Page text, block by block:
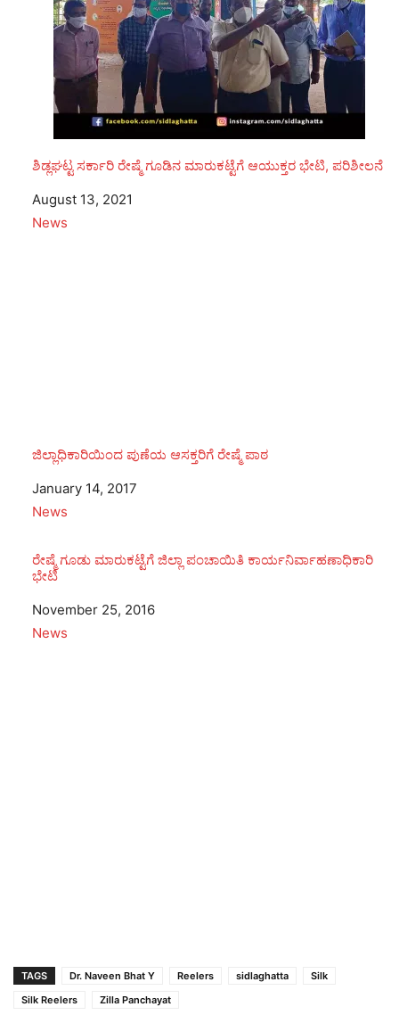
ಶಿಡ್ಲಘಟ್ಟ ಸರ್ಕಾರಿ ರೇಷ್ಮೆ ಗೂಡಿನ ಮಾರುಕಟ್ಟೆಗೆ ಆಯುಕ್ತರ ಭೇಟಿ, ಪರಿಶೀಲನೆ
Date
August 13, 2021
In relation to
News
ಜಿಲ್ಲಾಧಿಕಾರಿಯಿಂದ ಪುಣೆಯ ಆಸಕ್ತರಿಗೆ ರೇಷ್ಮೆ ಪಾಠ
Date
January 14, 2017
In relation to
News
ರೇಷ್ಮೆ ಗೂಡು ಮಾರುಕಟ್ಟೆಗೆ ಜಿಲ್ಲಾ ಪಂಚಾಯಿತಿ ಕಾರ್ಯನಿರ್ವಾಹಣಾಧಿಕಾರಿ
ಭೇಟಿ
Date
November 25, 2016
In relation to
News
TAGS Dr. Naveen Bhat Y Reelers sidlaghatta
Silk
Silk Reelers
Zilla Panchayat